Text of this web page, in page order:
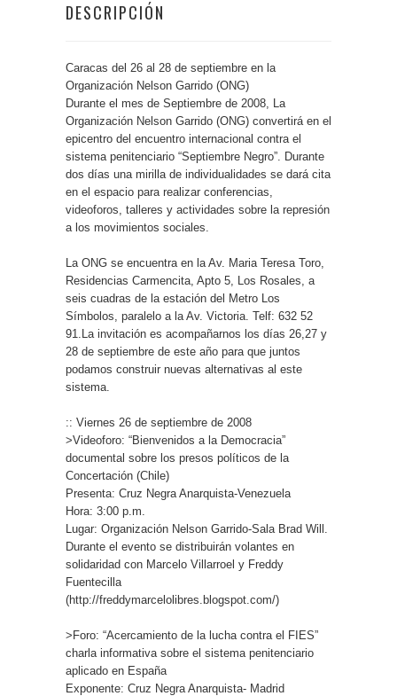
DESCRIPCIÓN
Caracas del 26 al 28 de septiembre en la
Organización Nelson Garrido (ONG)
Durante el mes de Septiembre de 2008, La
Organización Nelson Garrido (ONG) convertirá en el
epicentro del encuentro internacional contra el
sistema penitenciario “Septiembre Negro”. Durante
dos días una mirilla de individualidades se dará cita
en el espacio para realizar conferencias,
videoforos, talleres y actividades sobre la represión
a los movimientos sociales.
La ONG se encuentra en la Av. Maria Teresa Toro,
Residencias Carmencita, Apto 5, Los Rosales, a
seis cuadras de la estación del Metro Los
Símbolos, paralelo a la Av. Victoria. Telf: 632 52
91.La invitación es acompañarnos los días 26,27 y
28 de septiembre de este año para que juntos
podamos construir nuevas alternativas al este
sistema.
:: Viernes 26 de septiembre de 2008
>Videoforo: “Bienvenidos a la Democracia”
documental sobre los presos políticos de la
Concertación (Chile)
Presenta: Cruz Negra Anarquista-Venezuela
Hora: 3:00 p.m.
Lugar: Organización Nelson Garrido-Sala Brad Will.
Durante el evento se distribuirán volantes en
solidaridad con Marcelo Villarroel y Freddy
Fuentecilla
(http://freddymarcelolibres.blogspot.com/)
>Foro: “Acercamiento de la lucha contra el FIES”
charla informativa sobre el sistema penitenciario
aplicado en España
Exponente: Cruz Negra Anarquista- Madrid